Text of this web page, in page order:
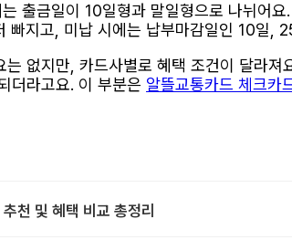
출금일이 10일형과 말일형으로 나뉘
빠지고, 미납 시에는 납부마감일인 10일,
없지만, 카드사별로 혜택 조건이 달라
더라고요. 이 부분은 알뜰교통카드 체크카
천 및 혜택 비교 총정리